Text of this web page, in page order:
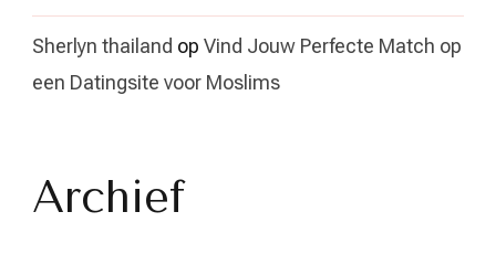
Sherlyn thailand op Vind Jouw Perfecte Match op
een Datingsite voor Moslims
Archief